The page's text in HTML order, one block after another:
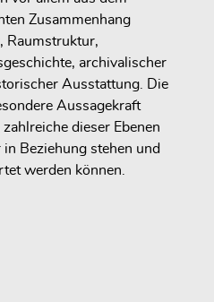
Zusammenhang
Raumstruktur,
archivalischer
Ausstattung. Die
Aussagekraft
dieser Ebenen
Beziehung stehen und
werden können.